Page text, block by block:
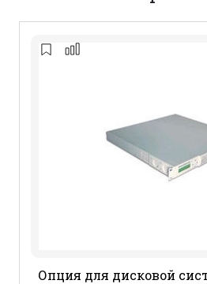
Опция для дисковой